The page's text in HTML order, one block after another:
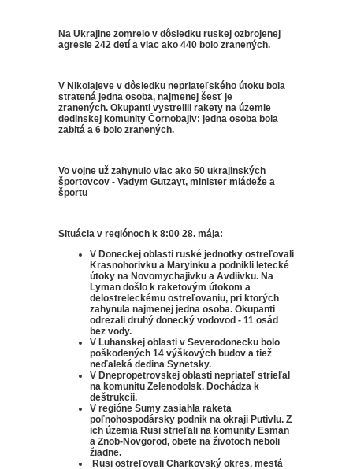
Na Ukrajine zomrelo v dôsledku ruskej ozbrojenej
agresie 242 detí a viac ako 440 bolo zranených.
V Nikolajeve v dôsledku nepriateľského útoku bola
stratená jedna osoba, najmenej šesť je
zranených. Okupanti vystrelili rakety na územie
dedinskej komunity Čornobajiv: jedna osoba bola
zabitá a 6 bolo zranených.
Vo vojne už zahynulo viac ako 50 ukrajinských
športovcov - Vadym Gutzayt, minister mládeže a
športu
Situácia v regiónoch k 8:00 28. mája:
V Doneckej oblasti ruské jednotky ostreľovali
Krasnohorivku a Maryinku a podnikli letecké
útoky na Novomychajivku a Avdiivku. Na
Lyman došlo k raketovým útokom a
delostreleckému ostreľovaniu, pri ktorých
zahynula najmenej jedna osoba. Okupanti
odrezali druhý donecký vodovod - 11 osád
bez vody.
V Luhanskej oblasti v Severodonecku bolo
poškodených 14 výškových budov a tiež
neďaleká dedina Synetsky.
V Dnepropetrovskej oblasti nepriateľ strieľal
na komunitu Zelenodolsk. Dochádza k
deštrukcii.
V regióne Sumy zasiahla raketa
poľnohospodársky podnik na okraji Putivlu. Z
ich územia Rusi strieľali na komunity Esman
a Znob-Novgorod, obete na životoch neboli
žiadne.
Rusi ostreľovali Charkovský okres, mestá